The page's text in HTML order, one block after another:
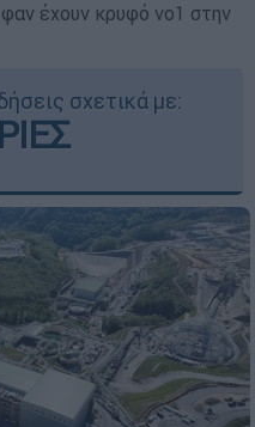
έχουν κρυφό νο1 στην
σχετικά με: